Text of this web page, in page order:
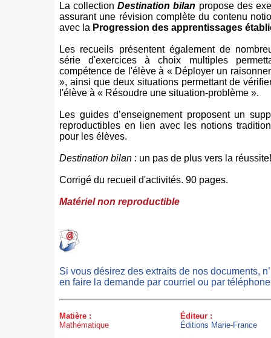
La collectionDestination bilan propose des
assurant une révision complète du contenu
avec la Progression des apprentissages
Les recueils présentent également de
série d'exercices à choix multiples
compétence de l'élève à « Déployer un
», ainsi que deux situations permettant de
l'élève à « Résoudre une situation-problème ».
Les guides d’enseignement proposent un
reproductibles en lien avec les notions
pour les élèves.
Destination bilan : un pas de plus vers la réussite!
Corrigé du recueil d'activités. 90 pages.
Matériel non reproductible
Si vous désirez des extraits de nos documents,
en faire la demande par courriel ou par
Matière :
Mathématique
Éditeur :
Éditions Marie-France